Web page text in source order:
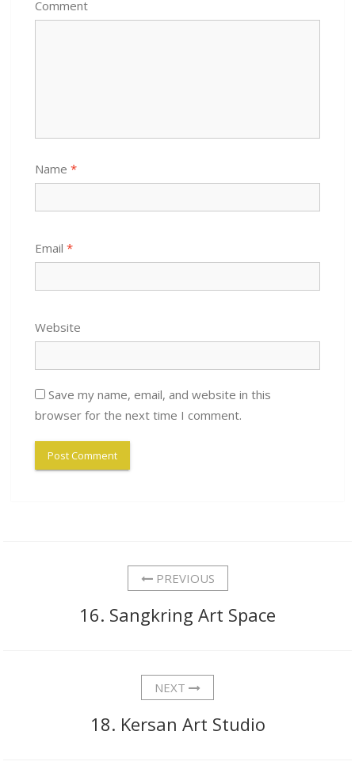
Comment
Name *
Email *
Website
Save my name, email, and website in this
browser for the next time I comment.
PREVIOUS
16. Sangkring Art Space
NEXT
18. Kersan Art Studio